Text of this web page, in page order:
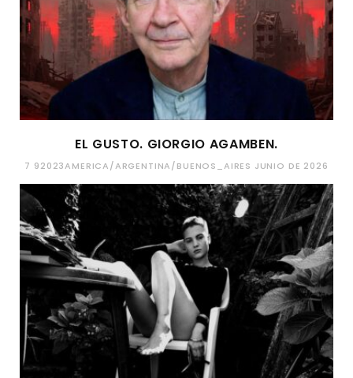
EL GUSTO. GIORGIO AGAMBEN.
7 92023AMERICA/ARGENTINA/BUENOS_AIRES JUNIO DE 2026